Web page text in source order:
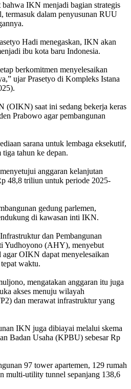
bahwa IKN menjadi bagian strategis
termasuk dalam penyusunan RUU
Hadi menegaskan, IKN akan
ibu kota baru Indonesia.
berkomitmen menyelesaikan
ujar Prasetyo di Kompleks Istana
(OIKN) saat ini sedang bekerja keras
Prabowo agar pembangunan
sarana untuk lembaga eksekutif,
tahun ke depan.
anggaran kelanjutan
48,8 triliun untuk periode 2025-
gedung parlemen,
di kawasan inti IKN.
dan Pembangunan
Yudhoyono (AHY), menyebut
agar OIKN dapat menyelesaikan
waktu.
mengatakan anggaran itu juga
akses menuju wilayah
dan merawat infrastruktur yang
IKN juga dibiayai melalui skema
Badan Usaha (KPBU) sebesar Rp
97 tower apartemen, 129 rumah
multi-utility tunnel sepanjang 138,6